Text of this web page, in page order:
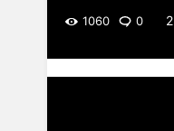
1060 0 2